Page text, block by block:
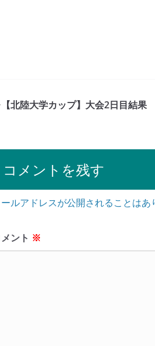
【北陸大学カップ】大会2日目結果
コメントを残す
ルアドレスが公開されることはあ
ント ※